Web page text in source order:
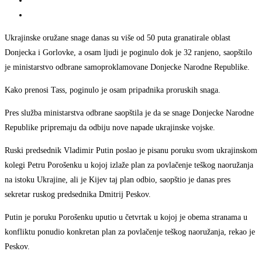
Ukrajinske oružane snage danas su više od 50 puta granatirale oblast
Donjecka i Gorlovke, a osam ljudi je poginulo dok je 32 ranjeno, saopštilo
je ministarstvo odbrane samoproklamovane Donjecke Narodne Republike.
Kako prenosi Tass, poginulo je osam pripadnika proruskih snaga.
Pres služba ministarstva odbrane saopštila je da se snage Donjecke Narodne
Republike pripremaju da odbiju nove napade ukrajinske vojske.
Ruski predsednik Vladimir Putin poslao je pisanu poruku svom ukrajinskom
kolegi Petru Porošenku u kojoj izlaže plan za povlačenje teškog naoružanja
na istoku Ukrajine, ali je Kijev taj plan odbio, saopštio je danas pres
sekretar ruskog predsednika Dmitrij Peskov.
Putin je poruku Porošenku uputio u četvrtak u kojoj je obema stranama u
konfliktu ponudio konkretan plan za povlačenje teškog naoružanja, rekao je
Peskov.